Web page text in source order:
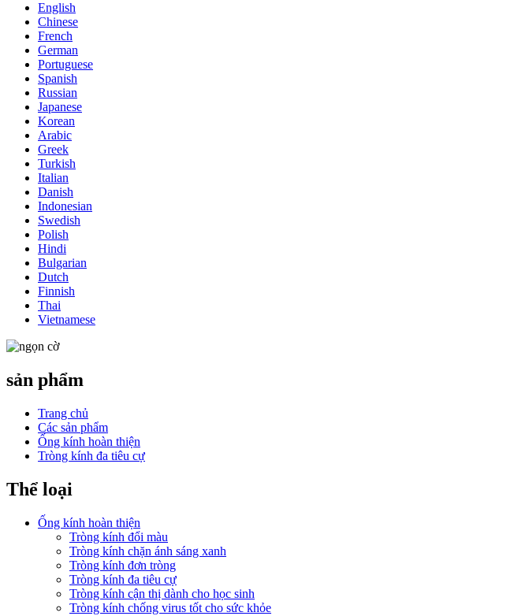
English
Chinese
French
German
Portuguese
Spanish
Russian
Japanese
Korean
Arabic
Greek
Turkish
Italian
Danish
Indonesian
Swedish
Polish
Hindi
Bulgarian
Dutch
Finnish
Thai
Vietnamese
sản phẩm
Trang chủ
Các sản phẩm
Ống kính hoàn thiện
Tròng kính đa tiêu cự
Thể loại
Ống kính hoàn thiện
Tròng kính đổi màu
Tròng kính chặn ánh sáng xanh
Tròng kính đơn tròng
Tròng kính đa tiêu cự
Tròng kính cận thị dành cho học sinh
Tròng kính chống virus tốt cho sức khỏe